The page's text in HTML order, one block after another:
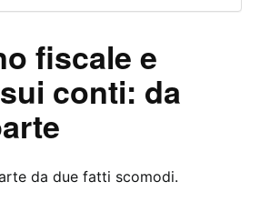
fiscale e
conti: da
da due fatti scomodi.